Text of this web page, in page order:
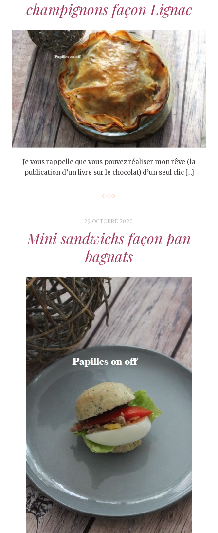
champignons façon Lignac
Je vous rappelle que vous pouvez réaliser mon rêve (la
publication d’un livre sur le chocolat) d’un seul clic […]
29 OCTOBRE 2020
Mini sandwichs façon pan
bagnats